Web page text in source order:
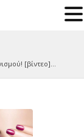
[βίντεο]...